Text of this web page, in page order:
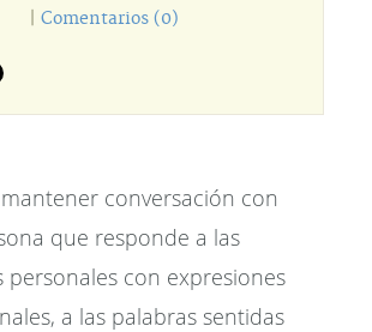
Comentarios (0)
conversación con
que responde a las
personales con expresiones
a las palabras sentidas